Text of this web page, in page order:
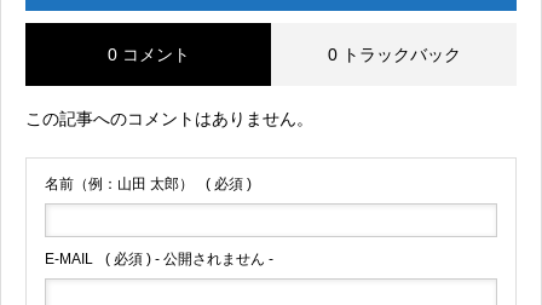
0 コメント 0 トラックバック
この記事へのコメントはありません。
名前（例：山田 太郎） ( 必須 )
E-MAIL ( 必須 ) - 公開されません -